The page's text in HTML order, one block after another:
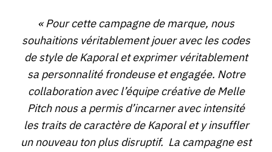
« Pour cette campagne de marque, nous
souhaitions véritablement jouer avec les codes
de style de Kaporal et exprimer véritablement
sa personnalité frondeuse et engagée. Notre
collaboration avec l’équipe créative de Melle
Pitch nous a permis d’incarner avec intensité
les traits de caractère de Kaporal et y insuffler
un nouveau ton plus disruptif. La campagne est